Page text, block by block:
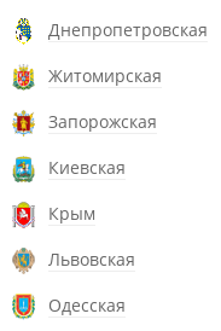
Днепропетровская
Житомирская
Запорожская
Киевская
Крым
Львовская
Одесская